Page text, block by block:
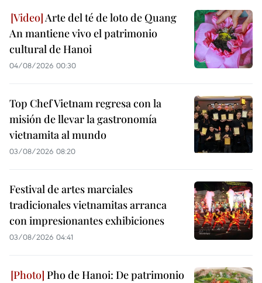
Arte del té de loto de Quang
An mantiene vivo el patrimonio
cultural de Hanoi
04/08/2026 00:30
Top Chef Vietnam regresa con la
misión de llevar la gastronomía
vietnamita al mundo
03/08/2026 08:20
Festival de artes marciales
tradicionales vietnamitas arranca
con impresionantes exhibiciones
03/08/2026 04:41
Pho de Hanoi: De patrimonio